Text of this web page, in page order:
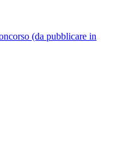
(da pubblicare in